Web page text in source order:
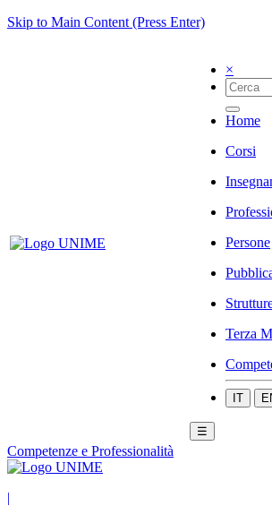
Skip to Main Content (Press Enter)
×
Home
Corsi
Persone
Terza
IT
☰
Competenze e Professionalità
|